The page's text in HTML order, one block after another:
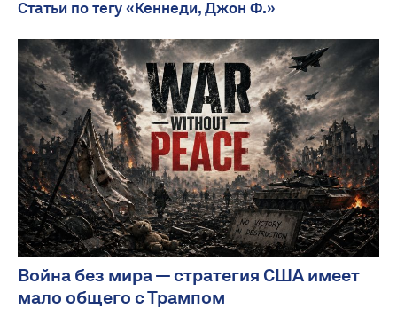
Статьи по тегу «Кеннеди, Джон Ф.»
Война без мира — стратегия США имеет
мало общего с Трампом